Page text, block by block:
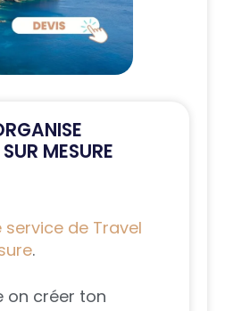
MESURE
service de Travel
.
on créer ton